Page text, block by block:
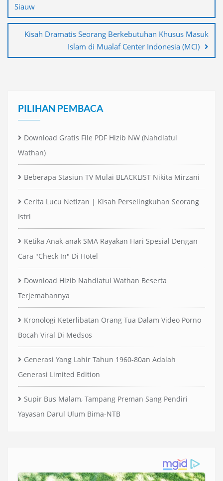
Siauw
Kisah Dramatis Seorang Berkebutuhan Khusus Masuk
Islam di Mualaf Center Indonesia (MCI)
PILIHAN PEMBACA
Download Gratis File PDF Hizib NW (Nahdlatul
Wathan)
Beberapa Stasiun TV Mulai BLACKLIST Nikita Mirzani
Cerita Lucu Netizan | Kisah Perselingkuhan Seorang
Istri
Ketika Anak-anak SMA Rayakan Hari Spesial Dengan
Cara "Check In" Di Hotel
Download Hizib Nahdlatul Wathan Beserta
Terjemahannya
Kronologi Keterlibatan Orang Tua Dalam Video Porno
Bocah Viral Di Medsos
Generasi Yang Lahir Tahun 1960-80an Adalah
Generasi Limited Edition
Supir Bus Malam, Tampang Preman Sang Pendiri
Yayasan Darul Ulum Bima-NTB